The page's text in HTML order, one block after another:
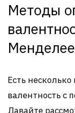
Методы
Есть
валентность с
Давайте